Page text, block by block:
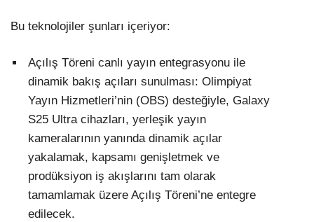
Bu teknolojiler şunları içeriyor:
Açılış Töreni canlı yayın entegrasyonu ile
dinamik bakış açıları sunulması: Olimpiyat
Yayın Hizmetleri’nin (OBS) desteğiyle, Galaxy
S25 Ultra cihazları, yerleşik yayın
kameralarının yanında dinamik açılar
yakalamak, kapsamı genişletmek ve
prodüksiyon iş akışlarını tam olarak
tamamlamak üzere Açılış Töreni’ne entegre
edilecek.